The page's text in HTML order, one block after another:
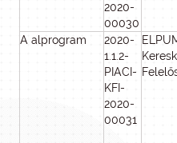
2020-
00030
A alprogram
2020-
1.1.2-
PIACI-
KFI-
2020-
00031